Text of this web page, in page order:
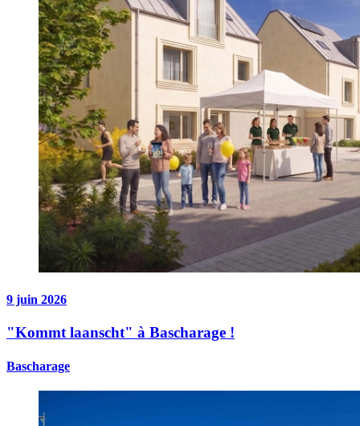
9 juin 2026
"Kommt laanscht" à Bascharage !
Bascharage